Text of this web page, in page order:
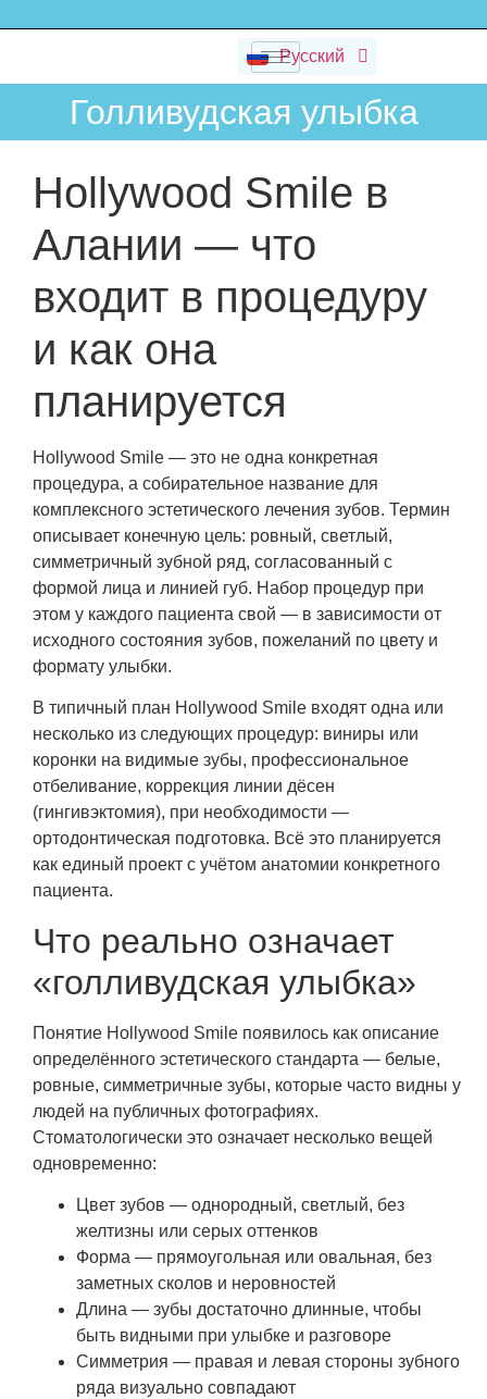
Русский
Deutsch
Dansk
Голливудская улыбка
Hollywood Smile в
Алании — что
входит в процедуру
и как она
планируется
Hollywood Smile — это не одна конкретная
процедура, а собирательное название для
комплексного эстетического лечения зубов. Термин
описывает конечную цель: ровный, светлый,
симметричный зубной ряд, согласованный с
формой лица и линией губ. Набор процедур при
этом у каждого пациента свой — в зависимости от
исходного состояния зубов, пожеланий по цвету и
формату улыбки.
В типичный план Hollywood Smile входят одна или
несколько из следующих процедур: виниры или
коронки на видимые зубы, профессиональное
отбеливание, коррекция линии дёсен
(гингивэктомия), при необходимости —
ортодонтическая подготовка. Всё это планируется
как единый проект с учётом анатомии конкретного
пациента.
Что реально означает
«голливудская улыбка»
Понятие Hollywood Smile появилось как описание
определённого эстетического стандарта — белые,
ровные, симметричные зубы, которые часто видны у
людей на публичных фотографиях.
Стоматологически это означает несколько вещей
одновременно:
Цвет зубов — однородный, светлый, без
желтизны или серых оттенков
Форма — прямоугольная или овальная, без
заметных сколов и неровностей
Длина — зубы достаточно длинные, чтобы
быть видными при улыбке и разговоре
Симметрия — правая и левая стороны зубного
ряда визуально совпадают